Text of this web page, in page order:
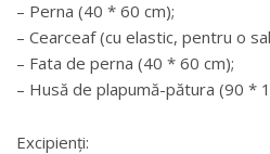
– Perna (40 * 60 cm);
– Cearceaf (cu elastic, pentru o
– Fata de perna (40 * 60 cm);
– Husă de plapumă-pătura (90 *
Excipienți: